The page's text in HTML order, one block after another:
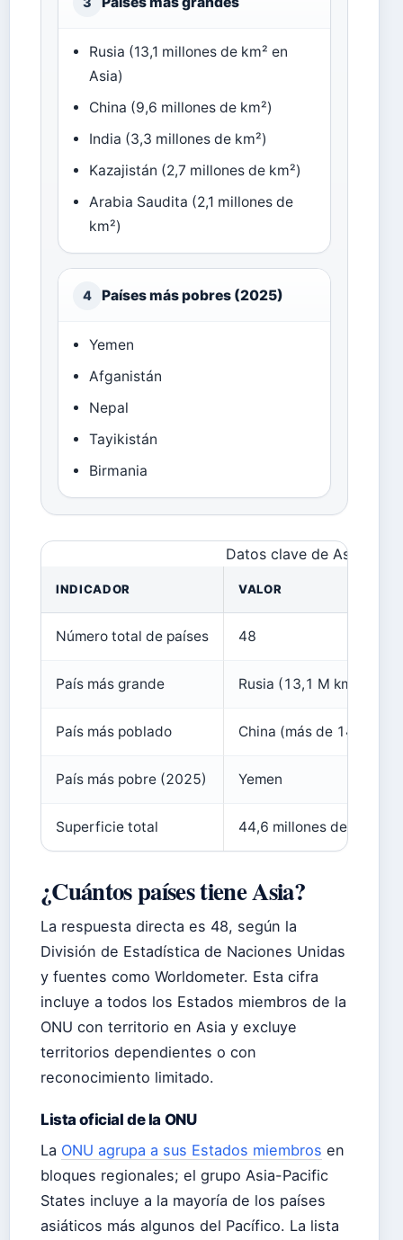
Rusia (13,1 millones de km² en
Asia)
China (9,6 millones de km²)
India (3,3 millones de km²)
Kazajistán (2,7 millones de km²)
Arabia Saudita (2,1 millones de
km²)
4 Países más pobres (2025)
Yemen
Afganistán
Nepal
Tayikistán
Birmania
Datos clave de Asia en
INDICADOR VALOR
Número total de países 48
País más grande Rusia (13,1 M km² en
País más poblado China (más de 1400 M)
País más pobre (2025) Yemen
Superficie total 44,6 millones de km²
¿Cuántos países tiene Asia?
La respuesta directa es 48, según la
División de Estadística de Naciones Unidas
y fuentes como Worldometer. Esta cifra
incluye a todos los Estados miembros de la
ONU con territorio en Asia y excluye
territorios dependientes o con
reconocimiento limitado.
Lista oficial de la ONU
La ONU agrupa a sus Estados miembros en
bloques regionales; el grupo Asia-Pacific
States incluye a la mayoría de los países
asiáticos más algunos del Pacífico. La lista